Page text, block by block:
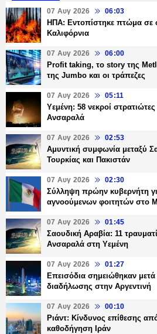
07 Αυγ 2026 06:03
ΗΠΑ: Εντοπίστηκε πτώμα σε
Καλιφόρνια
07 Αυγ 2026 06:00
Profit taking, το story της
της Jumbo και οι τράπεζες
07 Αυγ 2026 05:11
Υεμένη: 58 νεκροί στρατιώτες
Ανσαραλά
07 Αυγ 2026 02:53
Αμυντική συμφωνία μεταξύ
Τουρκίας και Πακιστάν
07 Αυγ 2026 02:30
Σύλληψη πρώην κυβερνήτη
αγνοούμενων φοιτητών στο
07 Αυγ 2026 01:45
Σαουδική Αραβία: 11
Ανσαραλά στη Υεμένη
07 Αυγ 2026 01:27
Επεισόδια σημειώθηκαν μετά
διαδήλωσης στην Αργεντινή
07 Αυγ 2026 00:10
Ριάντ: Κίνδυνος επίθεσης
καθοδήγηση Ιράν